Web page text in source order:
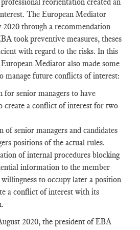
The European Mediator
through a recommendation
took preventive measures, theses
with regard to the risks. In this
Mediator also made some
manage future conflicts of interest:
senior managers to have
create a conflict of interest for two
senior managers and candidates
positions of the actual rules.
of internal procedures blocking
information to the member
to occupy later a position
a conflict of interest with its
2020, the president of EBA